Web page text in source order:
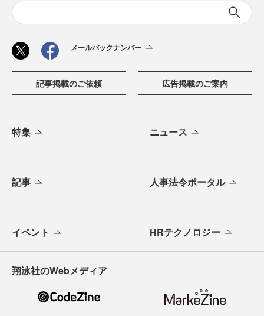
メールバックナンバー
記事掲載のご依頼 広告掲載のご案内
特集 ニュース
記事 人事法令ポータル
イベント HRテクノロジー
翔泳社のWebメディア